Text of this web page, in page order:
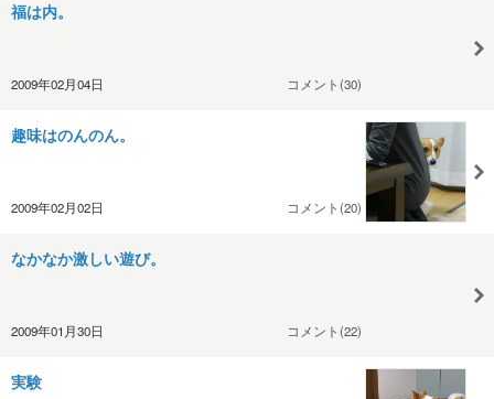
福は内。
2009年02月04日 コメント(30)
趣味はのんのん。
2009年02月02日 コメント(20)
なかなか激しい遊び。
2009年01月30日 コメント(22)
実験